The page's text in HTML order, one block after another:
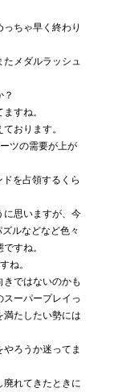
ちゃ早く終わり
たメダルラッシュ
？
すね。
おります。
ツの需要が上が
を占領するくら
に思いますが、今
ルなどなど色々
すね。
ね。
ではないのかも
スーパープレイっ
満たしたい勢には
ろうか迷ってま
廃れてきたときに